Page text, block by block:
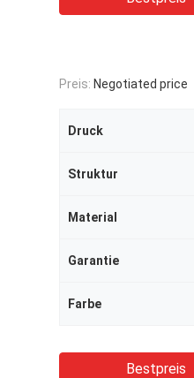
Preis: Negotiated price
Druck
Struktur
Material
Garantie
Farbe
Bestpreis